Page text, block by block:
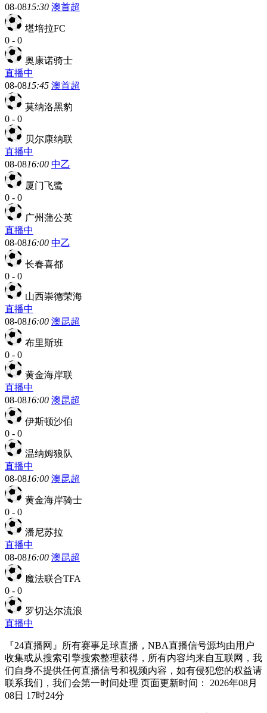
08-0815:30 澳首超
堪培拉FC
0 - 0
奥康诺骑士
直播中
08-0815:45 澳首超
莫纳洛黑豹
0 - 0
贝尔康纳联
直播中
08-0816:00 中乙
厦门飞鹭
0 - 0
广州蒲公英
直播中
08-0816:00 中乙
长春喜都
0 - 0
山西崇德荣海
直播中
08-0816:00 澳昆超
布里斯班
0 - 0
黄金海岸联
直播中
08-0816:00 澳昆超
伊斯顿沙伯
0 - 0
温纳姆狼队
直播中
08-0816:00 澳昆超
黄金海岸骑士
0 - 0
潘尼苏拉
直播中
08-0816:00 澳昆超
魔法联合TFA
0 - 0
罗切达尔流浪
直播中
『24直播网』所有赛事足球直播，NBA直播信号源均由用户
收集或从搜索引擎搜索整理获得，所有内容均来自互联网，我
们自身不提供任何直播信号和视频内容，如有侵犯您的权益请
联系我们，我们会第一时间处理 页面更新时间： 2026年08月
08日 17时24分